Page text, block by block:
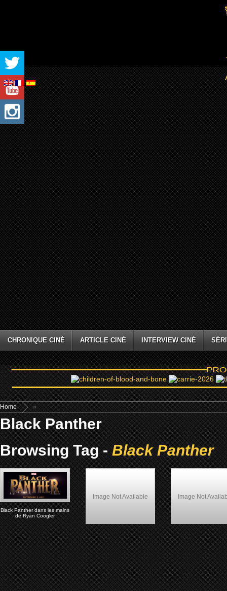
CHRONIQUE CINÉ ARTICLE CINÉ INTERVIEW CINÉ
Home »
Black Panther
Browsing Tag -Black Panther
Black Panther dans les mains
de Ryan Coogler
Image Not Available
Il faut sauver le Super Héros
Black
Image Not
Panther (1995)